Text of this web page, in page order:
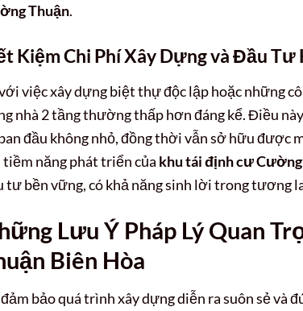
Thuận.
Kiệm Chi Phí Xây Dựng và Đầu Tư
việc xây dựng biệt thự độc lập hoặc những
nhà 2 tầng thường thấp hơn đáng kể. Điều
đầu không nhỏ, đồng thời vẫn sở hữu được
năng phát triển của khu tái định cư
tư bền vững, có khả năng sinh lời trong tương
Lưu Ý Pháp Lý Quan
Biên Hòa
bảo quá trình xây dựng diễn ra suôn sẻ và